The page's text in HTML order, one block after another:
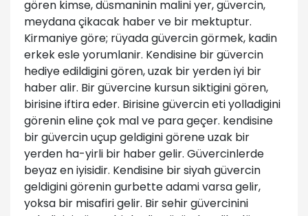
gören kimse, düsmaninin malini yer, güvercin,
meydana çikacak haber ve bir mektuptur.
Kirmaniye göre; rüyada güvercin görmek, kadin
erkek esle yorumlanir. Kendisine bir güvercin
hediye edildigini gören, uzak bir yerden iyi bir
haber alir. Bir güvercine kursun siktigini gören,
birisine iftira eder. Birisine güvercin eti yolladigini
görenin eline çok mal ve para geçer. kendisine
bir güvercin uçup geldigini görene uzak bir
yerden ha-yirli bir haber gelir. Güvercinlerde
beyaz en iyisidir. Kendisine bir siyah güvercin
geldigini görenin gurbette adami varsa gelir,
yoksa bir misafiri gelir. Bir sehir güvercinini